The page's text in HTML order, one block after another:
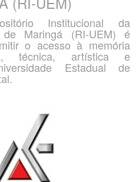
Institucional da
de Maringá (RI-UEM) é
o acesso à memória
técnica, artística e
Estadual de